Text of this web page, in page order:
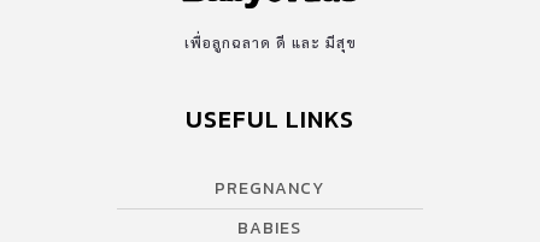
เพื่อลูกฉลาด ดี และ มีสุข
USEFUL LINKS
PREGNANCY
BABIES